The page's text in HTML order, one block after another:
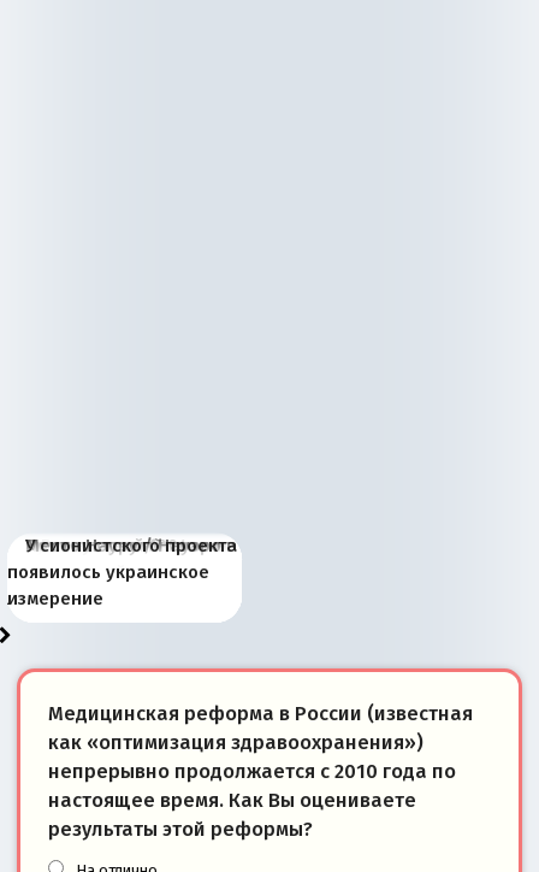
Киевская марионетка
Запада рассказала о
«переобувании» хозяев
В России назрели
перемены: 15 шагов к
суверенной экономике
Миграционный пожар
Европы
Россия начинает
сбрасывать балласт
Анкориджа
Россия зимой 1904
года: первые уступки во
внутренней политике
Русская нация вчера и
сегодня
Почему правый крах в
Варшаве не поможет её
отношениям с Россией?
Место Науру / Науэро в
современной истории
Южной Осетии
У сионистского проекта
появилось украинское
измерение
Медицинская реформа в России (известная
как «оптимизация здравоохранения»)
непрерывно продолжается с 2010 года по
настоящее время. Как Вы оцениваете
результаты этой реформы?